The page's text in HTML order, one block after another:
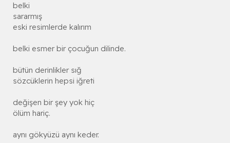
belki
sararmış
eski resimlerde kalırım
belki esmer bir çocuğun dilinde.
bütün derinlikler sığ
sözcüklerin hepsi iğreti
değişen bir şey yok hiç
ölüm hariç.
aynı gökyüzü aynı keder.